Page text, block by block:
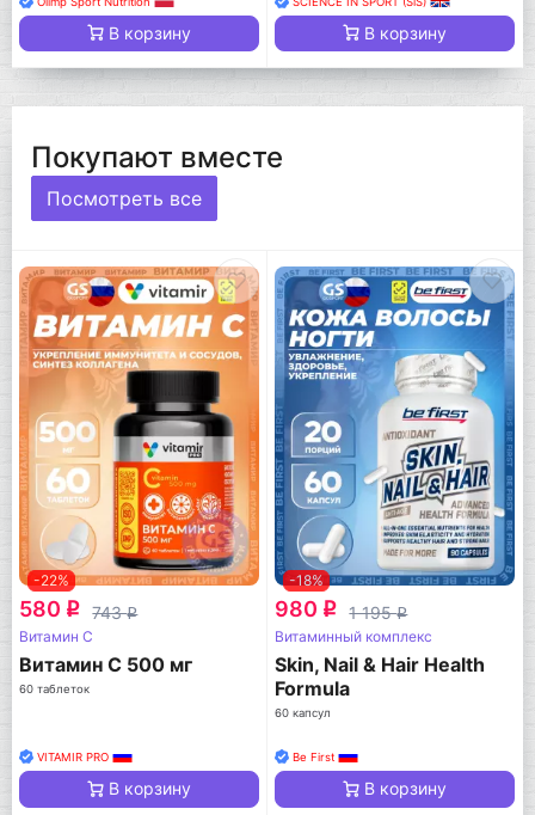
В корзину В корзину
Покупают вместе
Посмотреть все
-22%
580 q 743q
Витамин C
Витамин С 500 мг
60 таблеток
VITAMIR PRO
В корзину
-18%
980 q 1 195q
Витаминный комплекс
Skin, Nail & Hair Health
Formula
60 капсул
Be First
В корзину